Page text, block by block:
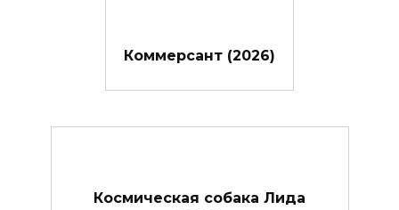
Коммерсант (2026)
Космическая собака Лида